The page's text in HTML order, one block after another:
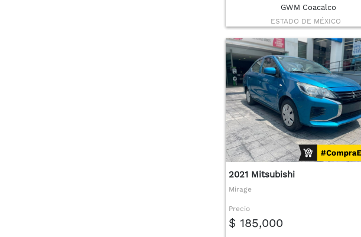
GWM Coacalco
ESTADO DE MÉXICO
2021 Mitsubishi
Mirage
Precio
$ 185,000